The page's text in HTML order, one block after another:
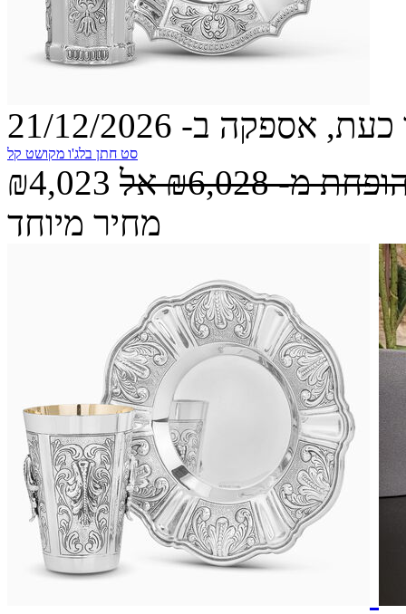
אספקה ב- 21/12/2026
סט חתן בלג'ו מקושט קל
₪4,023 מ-₪6,028 אל
מחיר מיוחד